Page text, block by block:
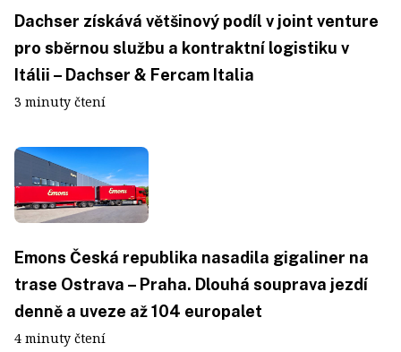
Dachser získává většinový podíl v joint venture
pro sběrnou službu a kontraktní logistiku v
Itálii – Dachser & Fercam Italia
3 minuty čtení
Emons Česká republika nasadila gigaliner na
trase Ostrava – Praha. Dlouhá souprava jezdí
denně a uveze až 104 europalet
4 minuty čtení